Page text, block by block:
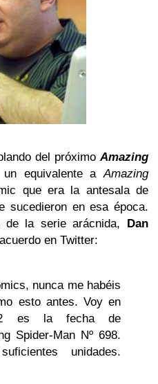
del próximoAmazing
equivalente aAmazing
que era la antesala de
sucedieron en esa época.
de la serie arácnida, Dan
en Twitter:
nunca me habéis
esto antes. Voy en
es la fecha de
Spider-Man Nº 698.
unidades.